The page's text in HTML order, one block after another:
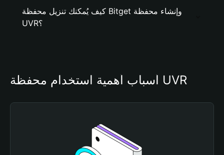
كيف يُمكنك تنزيل محفظة Bitget وإنشاء محفظة
UVR؟
أسباب أهمية استخدام محفظة UVR